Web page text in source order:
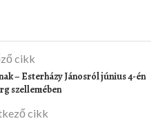
cikk
– Esterházy Jánosról június 4-én
szellemében
cikk